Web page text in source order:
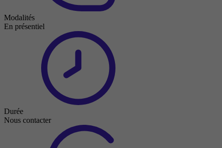
Modalités
En présentiel
Durée
Nous contacter